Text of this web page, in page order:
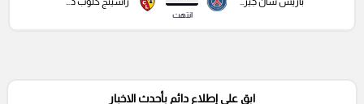
انتهت
ابق على إطلاع دائم بأحدث الاخبار